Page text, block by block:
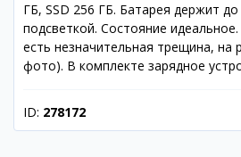
ГБ, SSD 256 ГБ. Батарея держит
подсветкой. Состояние
есть незначительная трещина, на
фото). В комплекте зарядное
ID: 278172